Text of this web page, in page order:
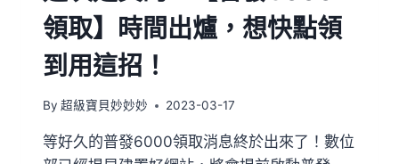
領取】時間出爐，想快點領
到用這招！
By 超級寶貝妙妙妙 2023-03-17
等好久的普發6000領取消息終於出來了！數位